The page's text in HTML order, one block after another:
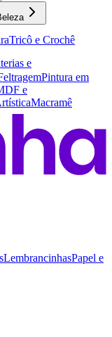
Tricô e Crochê
e
Pintura em
e
Macramê
LembrancinhasPapel e